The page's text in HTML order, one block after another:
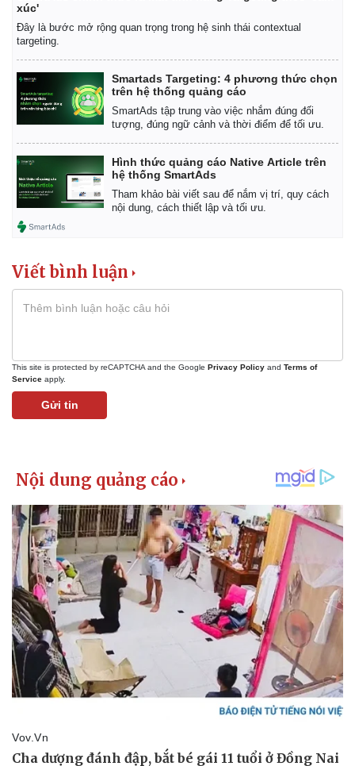
Khởi nghiệp
Tiêu dùng
xúc'
Đây là bước mở rộng quan trọng trong hệ sinh thái contextual
targeting.
Smartads Targeting: 4 phương thức chọn
trên hệ thống quảng cáo
SmartAds tập trung vào việc nhắm đúng đối
tượng, đúng ngữ cảnh và thời điểm để tối ưu.
Hình thức quảng cáo Native Article trên
hệ thống SmartAds
Tham khảo bài viết sau để nắm vị trí, quy cách
nội dung, cách thiết lập và tối ưu.
Viết bình luận
This site is protected by reCAPTCHA and the Google Privacy Policy and Terms of
Service apply.
Gửi tin